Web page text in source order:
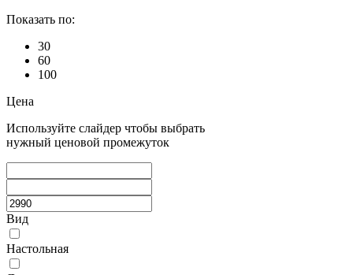
Показать по:
30
60
100
Цена
Используйте слайдер чтобы выбрать
нужный ценовой промежуток
Вид
Настольная